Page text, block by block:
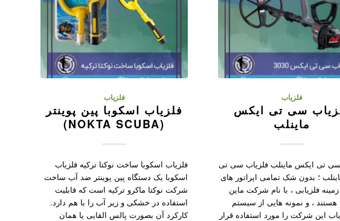
فلزیاب
سی تی ایکس
ماینلب
سی تی ایکس ماینلب فلزیاب سی تی
؛ بدون شک تمامی اپراتور های
فلزیابی ، با نام شرکت ماین
هستند ، و نمونه هایی از سیستم
این شرکت را مورد استفاده قرار
فلزیاب
فلزیاب اسکوبا پین پوینتر
(NOKTA SCUBA)
فلزیاب اسکوبا ساخت نوکتا ترکیه فلزیاب
اسکوبا یک دستگاه پین پوینتر ضد آب ساخت
شرکت نوکتا ماکرو ترکیه است که قابلیت
استفاده در خشکی و زیر آب را با هم دارد.
کارکرد آن بصورت پالس القایی یا همان